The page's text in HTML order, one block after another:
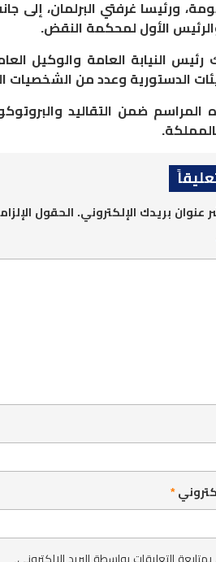
ورئيسا غرفتي البرلمان، إلى
الأول لمحكمة النقض.
رئيس النيابة العامة والوكيل
الدستورية وعدد من الشخصيات
المراسم ضمن التقاليد
عنوان بريدك الإلكتروني. الحقول
*
التعليقات بواسطة البريد الإلكتروني.